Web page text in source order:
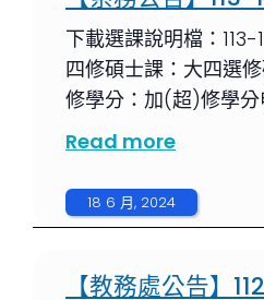
下載選課說明檔：
四修碩士課：大四選
修學分：加(超)修學分
Read more
18 6 月, 2024
【教務處公告】